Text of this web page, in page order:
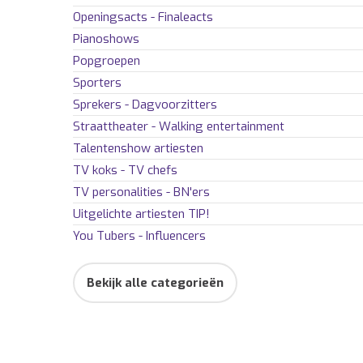
Openingsacts - Finaleacts
Pianoshows
Popgroepen
Sporters
Sprekers - Dagvoorzitters
Straattheater - Walking entertainment
Talentenshow artiesten
TV koks - TV chefs
TV personalities - BN'ers
Uitgelichte artiesten TIP!
You Tubers - Influencers
Bekijk alle categorieën